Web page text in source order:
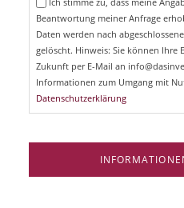
Beantwortung meiner Anfrage
Daten werden nach
gelöscht. Hinweis: Sie können Ihre
Zukunft per E-Mail an
Informationen zum Umgang mit
Datenschutzerklärung